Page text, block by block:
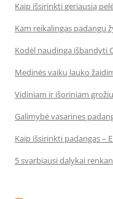
Kaip išsirinkti geriausią
Kam reikalingas padangų
Kodėl naudinga išbandyti
Medinės vaikų lauko
Vidiniam ir išoriniam
Galimybė vasarines
Kaip išsirinkti padangas –
5 svarbiausi dalykai